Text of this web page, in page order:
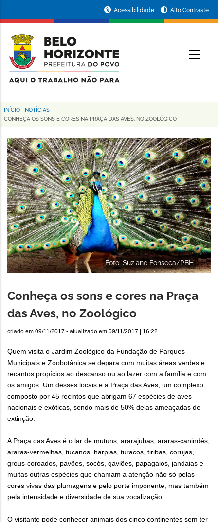
conteúdo
principal
da
Prefeitura
de
Horizonte
Acessibilidade Alto Contraste
Trilha
navegação
INÍCIO - NOTÍCIAS -
CONHEÇA OS SONS E CORES NA PRAÇA DAS AVES, NO ZOOLÓGICO
Foto: Suziane Fonseca/PBH
Conheça os sons e cores na Praça
das Aves, no Zoológico
criado em 09/11/2017 - atualizado em 09/11/2017 | 16:22
Quem visita o Jardim Zoológico da Fundação de Parques
Municipais e Zoobotânica se depara com muitas áreas verdes e
recantos propícios ao descanso ou ao lazer com a família e com
os amigos. Um desses locais é a Praça das Aves, um complexo
composto por 45 recintos que abrigam 67 espécies de aves
nacionais e exóticas, sendo mais de 50% delas ameaçadas de
extinção.
A Praça das Aves é o lar de mutuns, ararajubas, araras-canindés,
araras-vermelhas, tucanos, harpias, turacos, tiribas, corujas,
grous-coroados, pavões, socós, gaviões, papagaios, jandaias e
muitas outras espécies que chamam a atenção não só pelas
cores vivas das plumagens e pelo porte imponente, mas também
pela intensidade e diversidade de sua vocalização.
O visitante pode conhecer animais dos cinco continentes sem ter